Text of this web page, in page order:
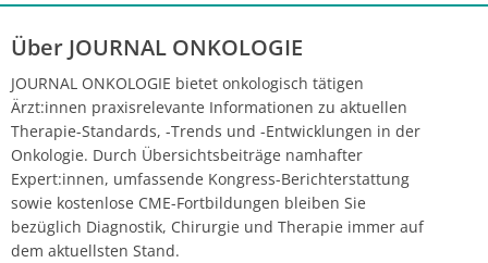
Über JOURNAL ONKOLOGIE
JOURNAL ONKOLOGIE bietet onkologisch tätigen
Ärzt:innen praxisrelevante Informationen zu aktuellen
Therapie-Standards, -Trends und -Entwicklungen in der
Onkologie. Durch Übersichtsbeiträge namhafter
Expert:innen, umfassende Kongress-Berichterstattung
sowie kostenlose CME-Fortbildungen bleiben Sie
bezüglich Diagnostik, Chirurgie und Therapie immer auf
dem aktuellsten Stand.